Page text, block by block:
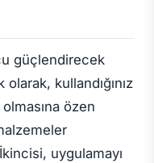
güçlendirecek
kullandığınız
özen
uygulamayı